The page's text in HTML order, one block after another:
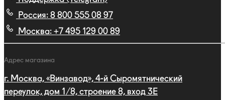
Россия: 8 800 555 08 97
Москва: +7 495 129 00 89
Адрес магазина
г. Москва, «Винзавод», 4-й Сыромятнический
переулок, дом 1/8, строение 8, вход 3E